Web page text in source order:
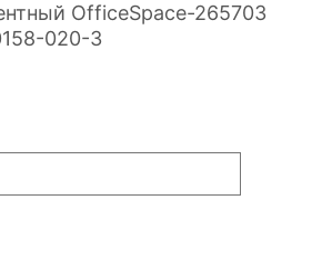
OfficeSpace-265703
020-3